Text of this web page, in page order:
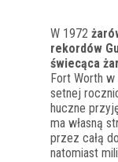
W 1972
rekordów
świecąca
Fort Worth
setnej
huczne
ma własną
przez całą
natomiast